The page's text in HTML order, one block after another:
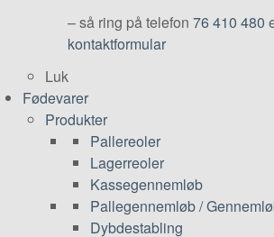
– så ring på telefon 76 410 480
kontaktformular
Luk
Fødevarer
Produkter
Pallereoler
Lagerreoler
Kassegennemløb
Pallegennemløb /
Dybdestabling